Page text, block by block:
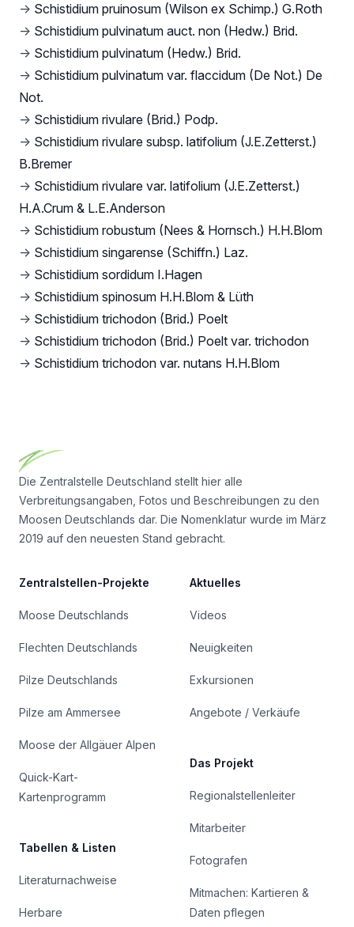
→ Schistidium pruinosum (Wilson ex Schimp.) G.Roth
→ Schistidium pulvinatum auct. non (Hedw.) Brid.
→ Schistidium pulvinatum (Hedw.) Brid.
→ Schistidium pulvinatum var. flaccidum (De Not.) De
Not.
→ Schistidium rivulare (Brid.) Podp.
→ Schistidium rivulare subsp. latifolium (J.E.Zetterst.)
B.Bremer
→ Schistidium rivulare var. latifolium (J.E.Zetterst.)
H.A.Crum & L.E.Anderson
→ Schistidium robustum (Nees & Hornsch.) H.H.Blom
→ Schistidium singarense (Schiffn.) Laz.
→ Schistidium sordidum I.Hagen
→ Schistidium spinosum H.H.Blom & Lüth
→ Schistidium trichodon (Brid.) Poelt
→ Schistidium trichodon (Brid.) Poelt var. trichodon
→ Schistidium trichodon var. nutans H.H.Blom
Die Zentralstelle Deutschland stellt hier alle
Verbreitungsangaben, Fotos und Beschreibungen zu den
Moosen Deutschlands dar. Die Nomenklatur wurde im März
2019 auf den neuesten Stand gebracht.
Zentralstellen-Projekte
Moose Deutschlands
Flechten Deutschlands
Pilze Deutschlands
Pilze am Ammersee
Moose der Allgäuer Alpen
Quick-Kart-
Kartenprogramm
Tabellen & Listen
Literaturnachweise
Herbare
Aktuelles
Videos
Neuigkeiten
Exkursionen
Angebote / Verkäufe
Das Projekt
Regionalstellenleiter
Mitarbeiter
Fotografen
Mitmachen: Kartieren &
Daten pflegen